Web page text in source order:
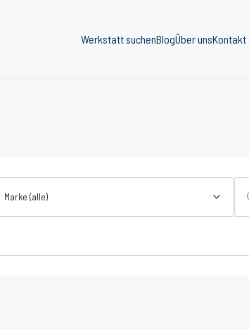
Werkstatt suchenBlogÜber unsKontakt
Marke (alle)